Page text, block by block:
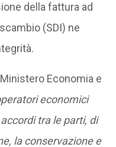
della fattura ad
(SDI) ne
Economia e
economici
tra le parti, di
la conservazione e